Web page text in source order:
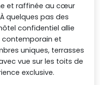
et raffinée au cœur
quelques pas des
confidentiel allie
contemporain et
uniques, terrasses
vue sur les toits de
exclusive.